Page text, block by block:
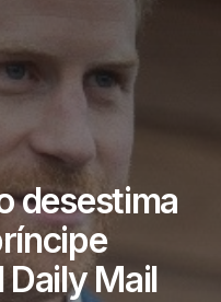
desestima
Daily Mail